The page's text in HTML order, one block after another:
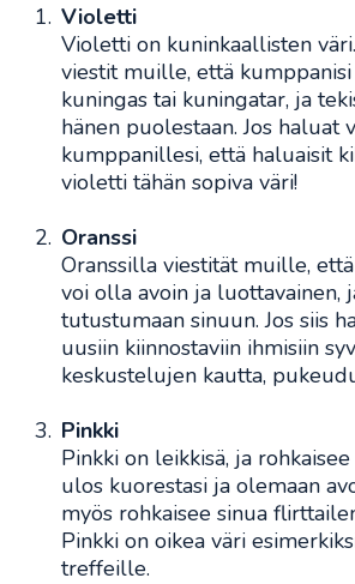
Violetti
Violetti on kuninkaallisten
viestit muille, että
kuningas tai kuningatar, ja
hänen puolestaan. Jos haluat
kumppanillesi, että haluaisit
violetti tähän sopiva väri!
Oranssi
Oranssilla viestität muille,
voi olla avoin ja luottavainen,
tutustumaan sinuun. Jos siis
uusiin kiinnostaviin ihmisiin
keskustelujen kautta,
Pinkki
Pinkki on leikkisä, ja
ulos kuorestasi ja olemaan
myös rohkaisee sinua
Pinkki on oikea väri
treffeille.